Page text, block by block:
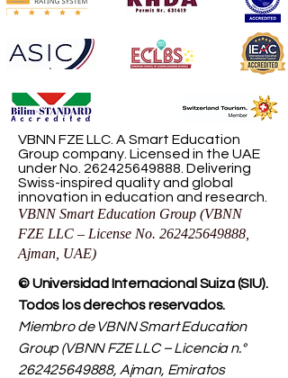
VBNN FZE LLC. A Smart Education
Group company. Licensed in the UAE
under No. 262425649888 . Delivering
Swiss-inspired quality and global
innovation in education and research.
VBNN Smart Education Group (VBNN
FZE LLC – License No. 262425649888
Ajman, UAE)
© Universidad Internacional Suiza (SIU).
Todos los derechos reservados.
Miembro de VBNN Smart Education
Group (VBNN FZE LLC – Licencia n.°
262425649888, Ajman, Emiratos